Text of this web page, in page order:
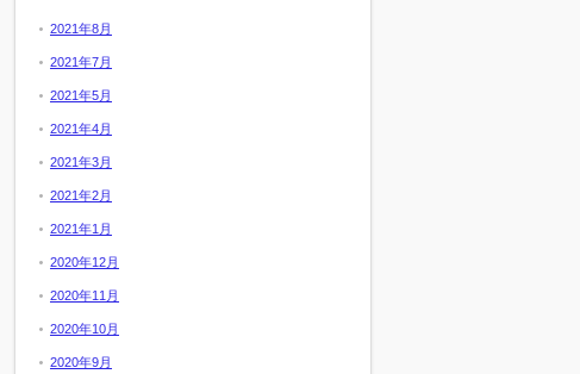
2021年8月
2021年7月
2021年5月
2021年4月
2021年3月
2021年2月
2021年1月
2020年12月
2020年11月
2020年10月
2020年9月